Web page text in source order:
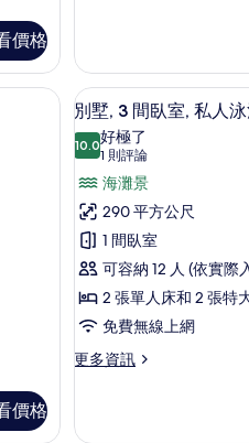
價格
的
所
有
相
片
雙
床
房,
張
人
床
的
詳
情
桌、遮光布/窗簾
價格
顯
示
別
墅,
3
間
臥
室,
私
人
11
別墅, 3 間臥室, 私人
10.010.0 分，滿分 10 分
好極了
1 則評論
(1
則
評
論)
海灘景
290 平方公尺
1 間臥室
可容納 12 人 (依實際
2 張單人床和 2 張特
免費無線上網
更多資訊
更
3